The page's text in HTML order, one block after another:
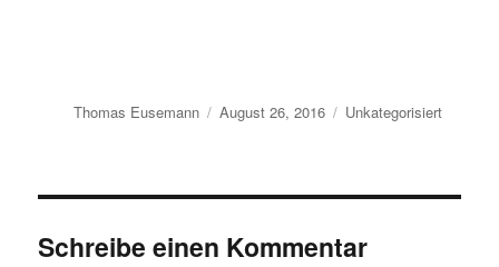
Autor
Thomas Eusemann
Veröffentlicht
August 26, 2016 Kategorien
Unkategorisiert
Schreibe einen Kommentar